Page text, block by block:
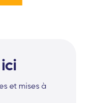
et mises à